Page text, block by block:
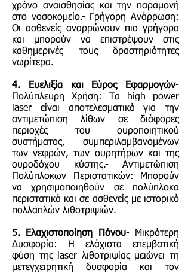
χρόνο αναισθησίας και την παραμονή
στο νοσοκομείο.- Γρήγορη Ανάρρωση:
Οι ασθενείς αναρρώνουν πιο γρήγορα
και μπορούν να επιστρέψουν στις
καθημερινές τους δραστηριότητες
νωρίτερα.
4. Ευελιξία και Εύρος Εφαρμογών-
Πολύπλευρη Χρήση: Τα high power
laser είναι αποτελεσματικά για την
αντιμετώπιση λίθων σε διάφορες
περιοχές του ουροποιητικού
συστήματος, συμπεριλαμβανομένων
των νεφρών, των ουρητήρων και της
ουροδόχου κύστης.- Αντιμετώπιση
Πολύπλοκων Περιστατικών: Μπορούν
να χρησιμοποιηθούν σε πολύπλοκα
περιστατικά και σε ασθενείς με ιστορικό
πολλαπλών λιθοτριψιών.
5. Ελαχιστοποίηση Πόνου- Μικρότερη
Δυσφορία: Η ελάχιστα επεμβατική
φύση της laser λιθοτριψίας μειώνει τη
μετεγχειρητική δυσφορία και τον